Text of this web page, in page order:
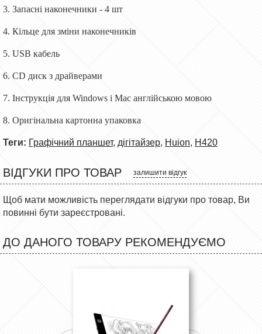
3. Запасні наконечники - 4 шт
4. Кільце для зміни наконечників
5. USB кабель
6. CD диск з драйверами
7. Інструкція для Windows і Mac англійською мовою
8. Оригінальна картонна упаковка
Теги: Графічний планшет, дігітайзер, Huion, H420
ВІДГУКИ ПРО ТОВАР залишити відгук
Щоб мати можливість переглядати відгуки про товар, Ви
повинні бути зареєстровані.
ДО ДАНОГО ТОВАРУ РЕКОМЕНДУЄМО